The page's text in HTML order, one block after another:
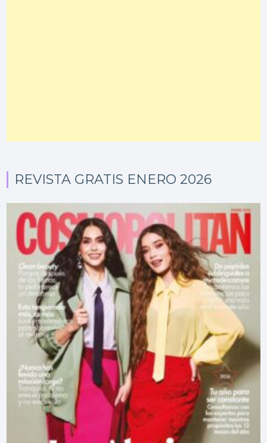
REVISTA GRATIS ENERO 2026